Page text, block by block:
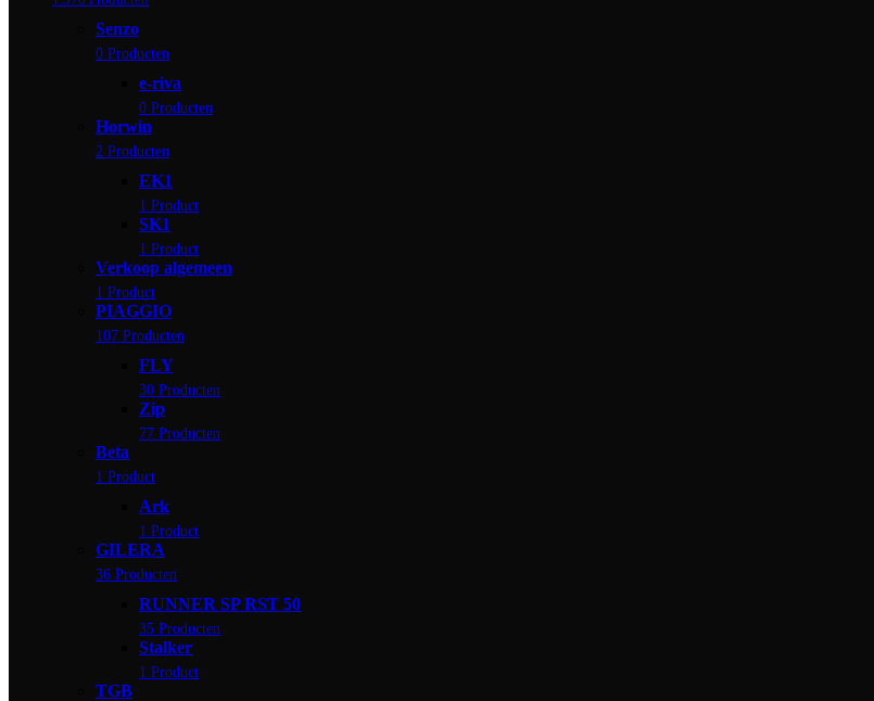
Senzo
0 Producten
e-riva
0 Producten
Horwin
2 Producten
EK1
1 Product
SK1
1 Product
Verkoop algemeen
1 Product
PIAGGIO
107 Producten
FLY
30 Producten
Zip
77 Producten
Beta
1 Product
Ark
1 Product
GILERA
36 Producten
RUNNER SP RST 50
35 Producten
Stalker
1 Product
TGB